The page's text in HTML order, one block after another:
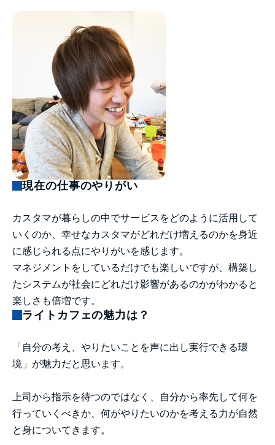
現在の仕事のやりがい
カスタマが暮らしの中でサービスをどのように活用して
いくのか、幸せなカスタマがどれだけ増えるのかを身近
に感じられる点にやりがいを感じます。
マネジメントをしているだけでも楽しいですが、構築し
たシステムが社会にどれだけ影響があるのかがわかると
楽しさも倍増です。
ライトカフェの魅力は？
「自分の考え、やりたいことを声に出し実行できる環
境」が魅力だと思います。
上司から指示を待つのではなく、自分から率先して何を
行っていくべきか、何がやりたいのかを考える力が自然
と身についてきます。